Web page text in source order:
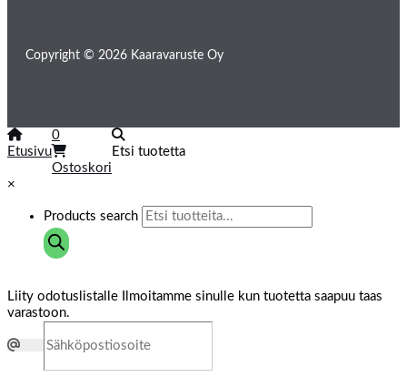
Copyright © 2026 Kaaravaruste Oy
Etusivu
0
Ostoskori
Etsi tuotetta
×
Products search
Liity odotuslistalle
Ilmoitamme sinulle kun tuotetta saapuu taas
varastoon.